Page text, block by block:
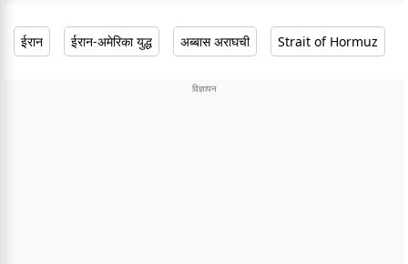
ईरान ईरान-अमेरिका युद्ध अब्बास अराघची Strait of Hormuz